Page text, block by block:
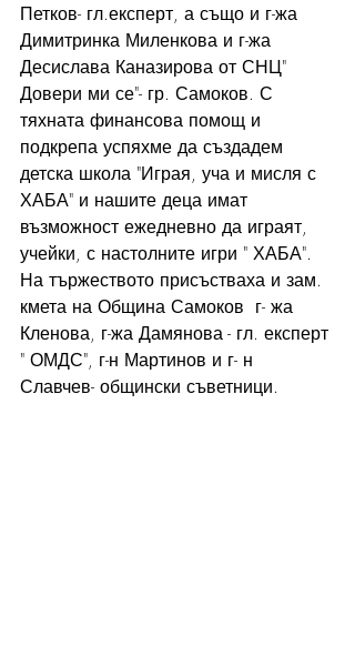
Петков- гл.експерт, а също и г-жа
Димитринка Миленкова и г-жа
Десислава Каназирова от СНЦ"
Довери ми се"- гр. Самоков. С
тяхната финансова помощ и
подкрепа успяхме да създадем
детска школа "Играя, уча и мисля с
ХАБА" и нашите деца имат
възможност ежедневно да играят,
учейки, с настолните игри " ХАБА".
На тържеството присъстваха и зам.
кмета на Община Самоков  г- жа
Кленова, г-жа Дамянова - гл. експерт
" ОМДС", г-н Мартинов и г- н
Славчев- общински съветници.